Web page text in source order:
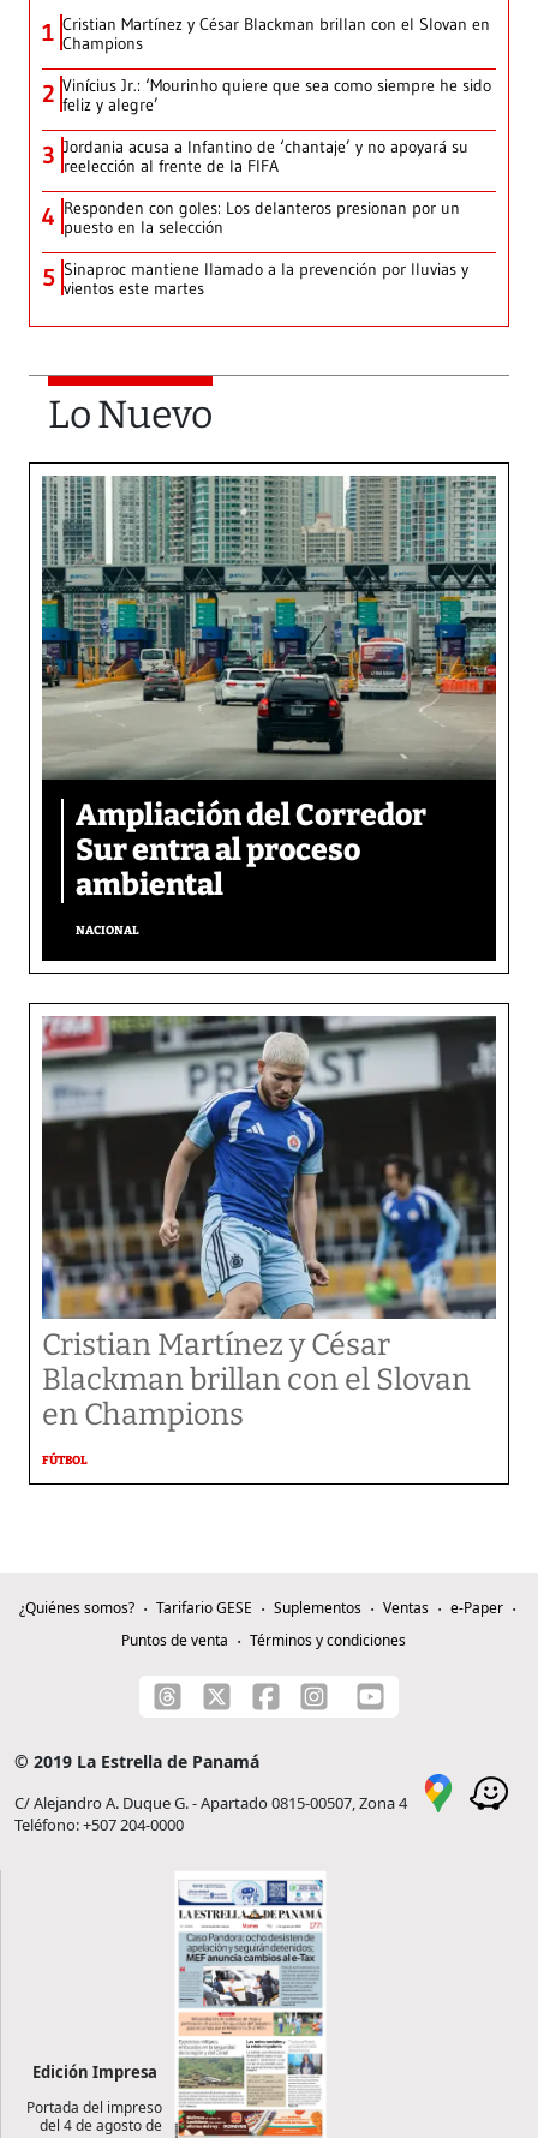
1 Cristian Martínez y César Blackman brillan con el Slovan en
Champions
2 Vinícius Jr.: ‘Mourinho quiere que sea como siempre he sido
feliz y alegre’
3 Jordania acusa a Infantino de ‘chantaje’ y no apoyará su
reelección al frente de la FIFA
4 Responden con goles: Los delanteros presionan por un
puesto en la selección
5 Sinaproc mantiene llamado a la prevención por lluvias y
vientos este martes
Lo Nuevo
Ampliación del Corredor
Sur entra al proceso
ambiental
NACIONAL
Cristian Martínez y César
Blackman brillan con el Slovan
en Champions
FÚTBOL
¿Quiénes somos? Tarifario GESE Suplementos Ventas
e-Paper
Puntos de venta
Términos y condiciones
© 2019 La Estrella de Panamá
C/ Alejandro A. Duque G. - Apartado 0815-00507, Zona 4
Teléfono: +507 204-0000
Edición Impresa
Portada del impreso
del 4 de agosto de